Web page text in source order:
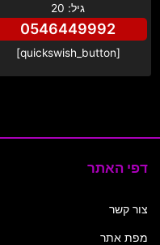
גיל: 20
0546449992
[quickswish_button]
דפי האתר
צור קשר
מפת אתר